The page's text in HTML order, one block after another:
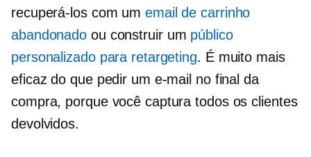
recuperá-los com um email de carrinho
abandonado ou construir um público
personalizado para retargeting. É muito mais
eficaz do que pedir um e-mail no final da
compra, porque você captura todos os clientes
devolvidos.